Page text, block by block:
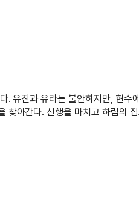
. 유진과 유라는 불안하지만, 현수
찾아간다. 신행을 마치고 하림의